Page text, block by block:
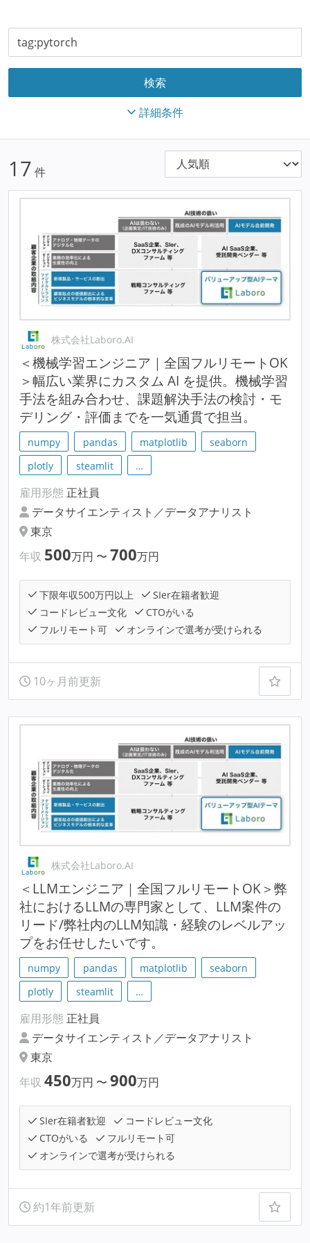
詳細条件
17 件
株式会社Laboro.AI
＜機械学習エンジニア｜全国フルリモートOK
＞幅広い業界にカスタム AI を提供。機械学習
手法を組み合わせ、課題解決手法の検討・モ
デリング・評価までを一気通貫で担当。
numpy pandas matplotlib
seaborn
plotly
steamlit …
雇用形態 正社員
データサイエンティスト／データアナリスト
東京
年収 500万円 〜 700万円
下限年収500万円以上
SIer在籍者歓迎
コードレビュー文化
CTOがいる
フルリモート可
オンラインで選考が受けられる
10ヶ月前更新
株式会社Laboro.AI
＜LLMエンジニア｜全国フルリモートOK＞弊
社におけるLLMの専門家として、LLM案件の
リード/弊社内のLLM知識・経験のレベルアッ
プをお任せしたいです。
numpy pandas matplotlib
seaborn
plotly
steamlit …
雇用形態 正社員
データサイエンティスト／データアナリスト
東京
年収 450万円 〜 900万円
SIer在籍者歓迎
コードレビュー文化
CTOがいる
フルリモート可
オンラインで選考が受けられる
約1年前更新